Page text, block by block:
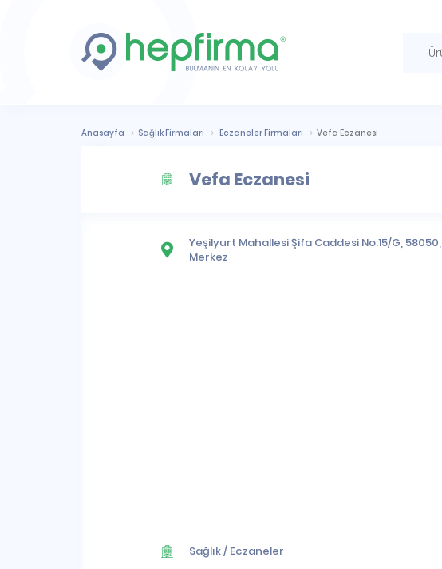
Anasayfa Sağlık Firmaları Eczaneler Firmaları Vefa Eczanesi
Vefa Eczanesi
Yeşilyurt MahallesiŞifa Caddesi No:15/G, 58050,
Merkez
Sağlık/ Eczaneler